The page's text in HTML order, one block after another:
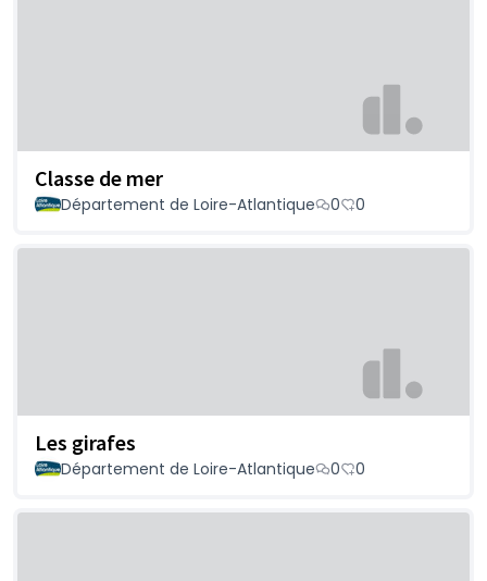
Classe de mer
Département de Loire-Atlantique 0 0
Les girafes
Département de Loire-Atlantique 0 0